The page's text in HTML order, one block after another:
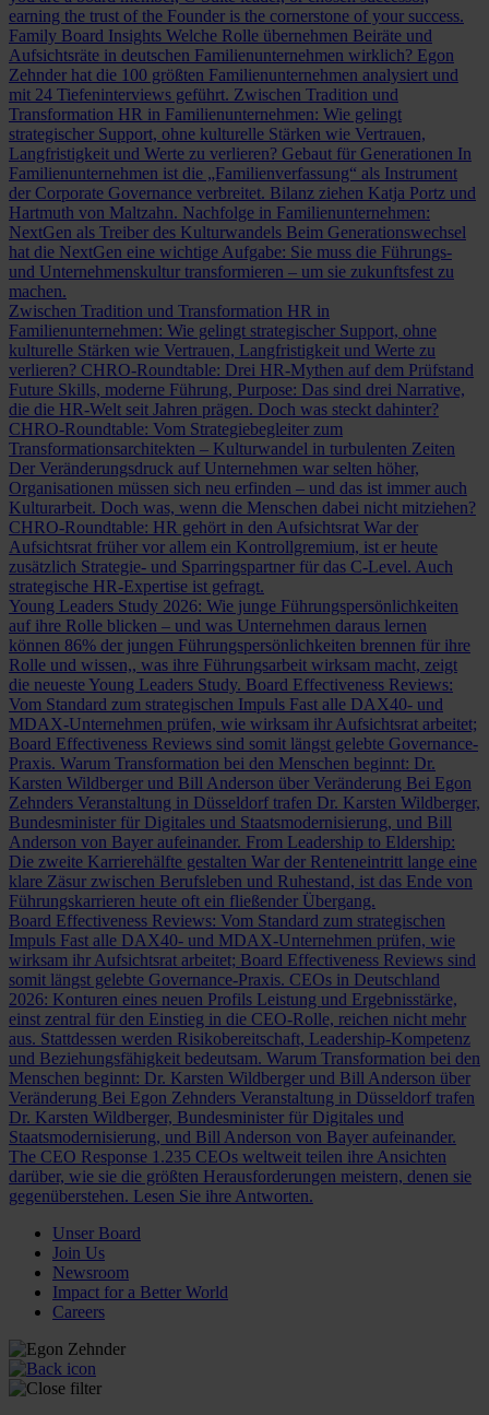
earning the trust of the Founder is the cornerstone of your success.
Family Board Insights Welche Rolle übernehmen Beiräte und
Aufsichtsräte in deutschen Familienunternehmen wirklich? Egon
Zehnder hat die 100 größten Familienunternehmen analysiert und
mit 24 Tiefeninterviews geführt. Zwischen Tradition und
Transformation HR in Familienunternehmen: Wie gelingt
strategischer Support, ohne kulturelle Stärken wie Vertrauen,
Langfristigkeit und Werte zu verlieren? Gebaut für Generationen In
Familienunternehmen ist die „Familienverfassung“ als Instrument
der Corporate Governance verbreitet. Bilanz ziehen Katja Portz und
Hartmuth von Maltzahn. Nachfolge in Familienunternehmen:
NextGen als Treiber des Kulturwandels Beim Generationswechsel
hat die NextGen eine wichtige Aufgabe: Sie muss die Führungs-
und Unternehmenskultur transformieren – um sie zukunftsfest zu
machen.
Zwischen Tradition und Transformation HR in
Familienunternehmen: Wie gelingt strategischer Support, ohne
kulturelle Stärken wie Vertrauen, Langfristigkeit und Werte zu
verlieren? CHRO-Roundtable: Drei HR-Mythen auf dem Prüfstand
Future Skills, moderne Führung, Purpose: Das sind drei Narrative,
die die HR-Welt seit Jahren prägen. Doch was steckt dahinter?
CHRO-Roundtable: Vom Strategiebegleiter zum
Transformationsarchitekten – Kulturwandel in turbulenten Zeiten
Der Veränderungsdruck auf Unternehmen war selten höher,
Organisationen müssen sich neu erfinden – und das ist immer auch
Kulturarbeit. Doch was, wenn die Menschen dabei nicht mitziehen?
CHRO-Roundtable: HR gehört in den Aufsichtsrat War der
Aufsichtsrat früher vor allem ein Kontrollgremium, ist er heute
zusätzlich Strategie- und Sparringspartner für das C-Level. Auch
strategische HR-Expertise ist gefragt.
Young Leaders Study 2026: Wie junge Führungspersönlichkeiten
auf ihre Rolle blicken – und was Unternehmen daraus lernen
können 86% der jungen Führungspersönlichkeiten brennen für ihre
Rolle und wissen,, was ihre Führungsarbeit wirksam macht, zeigt
die neueste Young Leaders Study. Board Effectiveness Reviews:
Vom Standard zum strategischen Impuls Fast alle DAX40- und
MDAX-Unternehmen prüfen, wie wirksam ihr Aufsichtsrat arbeitet;
Board Effectiveness Reviews sind somit längst gelebte Governance-
Praxis. Warum Transformation bei den Menschen beginnt: Dr.
Karsten Wildberger und Bill Anderson über Veränderung Bei Egon
Zehnders Veranstaltung in Düsseldorf trafen Dr. Karsten Wildberger,
Bundesminister für Digitales und Staatsmodernisierung, und Bill
Anderson von Bayer aufeinander. From Leadership to Eldership:
Die zweite Karrierehälfte gestalten War der Renteneintritt lange eine
klare Zäsur zwischen Berufsleben und Ruhestand, ist das Ende von
Führungskarrieren heute oft ein fließender Übergang.
Board Effectiveness Reviews: Vom Standard zum strategischen
Impuls Fast alle DAX40- und MDAX-Unternehmen prüfen, wie
wirksam ihr Aufsichtsrat arbeitet; Board Effectiveness Reviews sind
somit längst gelebte Governance-Praxis. CEOs in Deutschland
2026: Konturen eines neuen Profils Leistung und Ergebnisstärke,
einst zentral für den Einstieg in die CEO-Rolle, reichen nicht mehr
aus. Stattdessen werden Risikobereitschaft, Leadership-Kompetenz
und Beziehungsfähigkeit bedeutsam. Warum Transformation bei den
Menschen beginnt: Dr. Karsten Wildberger und Bill Anderson über
Veränderung Bei Egon Zehnders Veranstaltung in Düsseldorf trafen
Dr. Karsten Wildberger, Bundesminister für Digitales und
Staatsmodernisierung, und Bill Anderson von Bayer aufeinander.
The CEO Response 1.235 CEOs weltweit teilen ihre Ansichten
darüber, wie sie die größten Herausforderungen meistern, denen sie
gegenüberstehen. Lesen Sie ihre Antworten.
Unser Board
Join Us
Newsroom
Impact for a Better World
Careers